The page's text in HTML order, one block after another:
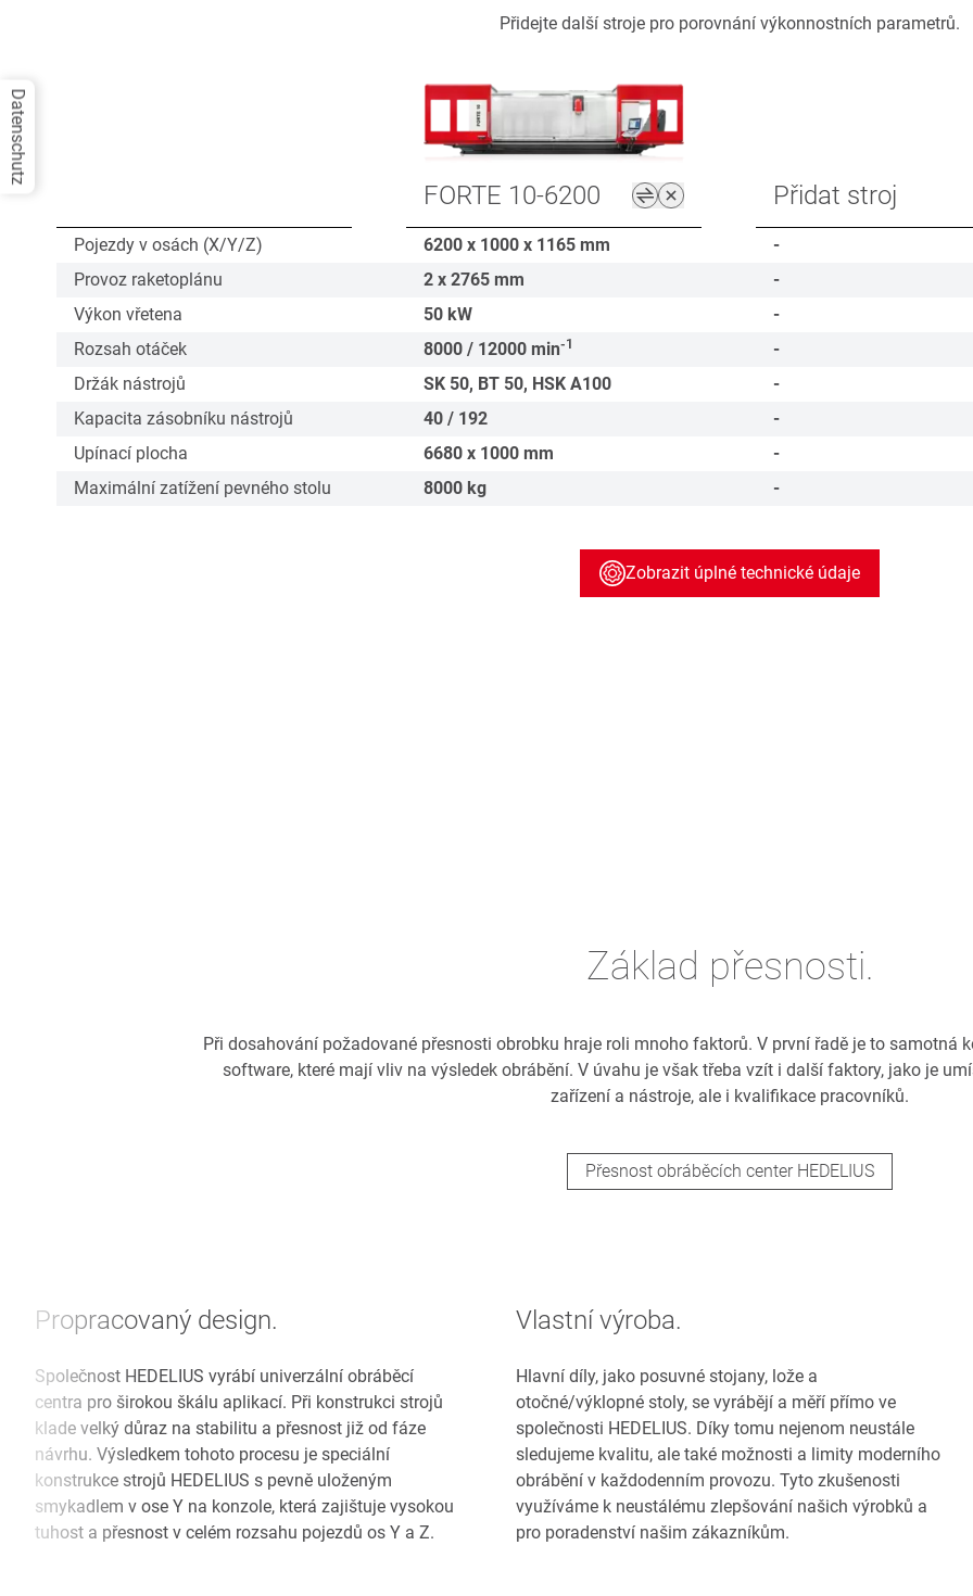
Přidejte další stroje pro porovnání výkonnostních parametrů.
FORTE 10-6200 Přidat stroj
Pojezdy v osách (X/Y/Z) 6200 x 1000 x 1165 mm -
Provoz raketoplánu
2 x 2765 mm -
Výkon vřetena
50 kW -
Rozsah otáček
8000 / 12000 min-1 -
Držák nástrojů
SK 50, BT 50, HSK A100 -
Kapacita zásobníku nástrojů
40 / 192 -
Upínací plocha
6680 x 1000 mm -
Maximální zatížení pevného stolu
8000 kg -
Zobrazit úplné technické údaje
Základ přesnosti.
Při dosahování požadované přesnosti obrobku hraje roli mnoho faktorů. V první řadě je to samotná
software, které mají vliv na výsledek obrábění. V úvahu je však třeba vzít i další faktory, jako je
zařízení a nástroje, ale i kvalifikace pracovníků.
Přesnost obráběcích center HEDELIUS
Propracovaný design.
Společnost HEDELIUS vyrábí univerzální obráběcí
centra pro širokou škálu aplikací. Při konstrukci strojů
klade velký důraz na stabilitu a přesnost již od fáze
návrhu. Výsledkem tohoto procesu je speciální
konstrukce strojů HEDELIUS s pevně uloženým
smykadlem v ose Y na konzole, která zajištuje vysokou
tuhost a přesnost v celém rozsahu pojezdů os Y a Z.
Vlastní výroba.
Hlavní díly, jako posuvné stojany, lože a
otočné/výklopné stoly, se vyrábějí a měří přímo ve
společnosti HEDELIUS. Díky tomu nejenom neustále
sledujeme kvalitu, ale také možnosti a limity moderního
obrábění v každodenním provozu. Tyto zkušenosti
využíváme k neustálému zlepšování našich výrobků a
pro poradenství našim zákazníkům.
Datenschutz